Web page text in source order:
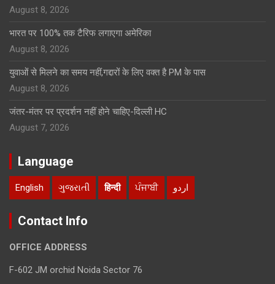
August 8, 2026
भारत पर 100% तक टैरिफ लगाएगा अमेरिका
August 8, 2026
युवाओं से मिलने का समय नहीं,गद्दारों के लिए वक्त है PM के पास
August 8, 2026
जंतर-मंतर पर प्रदर्शन नहीं होने चाहिए-दिल्ली HC
August 7, 2026
Language
English ગુજરાતી हिन्दी ਪੰਜਾਬੀ اردو
Contact Info
OFFICE ADDRESS
F-602 JM orchid Noida Sector 76